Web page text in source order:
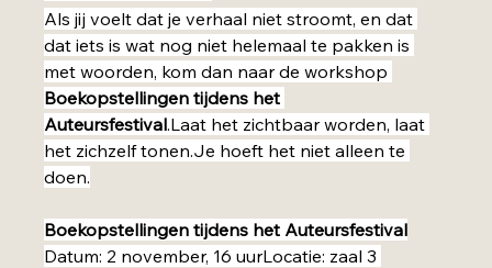
Als jij voelt dat je verhaal niet stroomt, en dat
dat iets is wat nog niet helemaal te pakken is
met woorden, kom dan naar de workshop
Boekopstellingen tijdens het
Auteursfestival.Laat het zichtbaar worden, laat
het zichzelf tonen.Je hoeft het niet alleen te
doen.
Boekopstellingen tijdens het Auteursfestival
Datum: 2 november, 16 uurLocatie: zaal 3